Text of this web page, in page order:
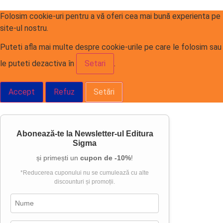
Folosim cookie-uri pentru a vă oferi cea mai bună experienta pe
site-ul nostru.
Puteti afla mai multe despre cookie-urile pe care le folosim sau
le puteti dezactiva în
Setari .
Accept Refuz Setări
Abonează-te la Newsletter-ul Editura
Sigma
și primești un cupon de -10%!
*Reducerea cuponului nu se cumulează cu alte
discounturi și promoții.